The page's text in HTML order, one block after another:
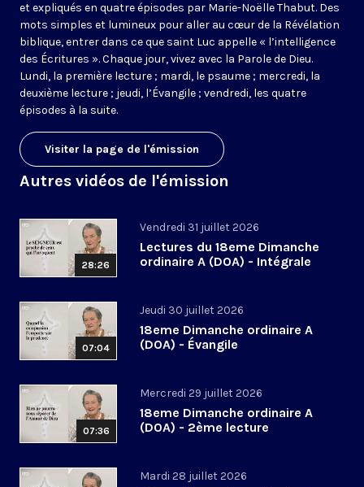
et expliqués en quatre épisodes par Marie-Noëlle Thabut. Des
mots simples et lumineux pour aller au cœur de la Révélation
biblique, entrer dans ce que saint Luc appelle « l’intelligence
des Écritures ». Chaque jour, vivez avec la Parole de Dieu.
Lundi, la première lecture ; mardi, le psaume ; mercredi, la
deuxième lecture ; jeudi, l’Évangile ; vendredi, les quatre
épisodes à la suite.
Visiter la page de l'émission
Autres vidéos de l'émission
28:26
Vendredi 31 juillet 2026
Lectures du 18eme Dimanche
ordinaire A (DOA) - Intégrale
07:04
Jeudi 30 juillet 2026
18eme Dimanche ordinaire A
(DOA) - Évangile
07:36
Mercredi 29 juillet 2026
18eme Dimanche ordinaire A
(DOA) - 2ème lecture
Mardi 28 juillet 2026